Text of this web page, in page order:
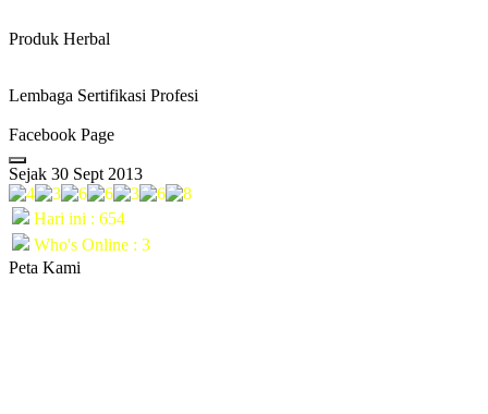
Produk Herbal
Lembaga Sertifikasi Profesi
Facebook Page
Sejak 30 Sept 2013
Hari ini : 654
Who's Online : 3
Peta Kami